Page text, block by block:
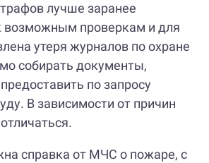
лучше заранее
возможным проверкам и для
утеря журналов по охране
собирать документы,
по запросу
В зависимости от причин
справка от МЧС о пожаре, с